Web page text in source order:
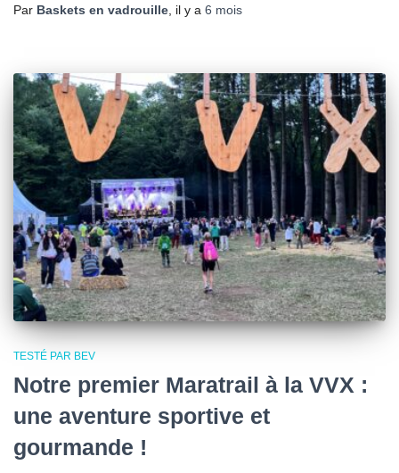
Par Baskets en vadrouille , il y a 6 mois
TESTÉ PAR BEV
Notre premier Maratrail à la VVX :
une aventure sportive et
gourmande !